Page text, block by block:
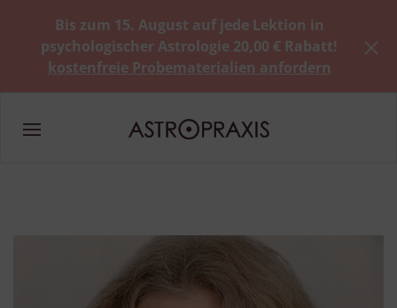
Bis zum 15. August auf jede Lektion in
psychologischer Astrologie 20,00 € Rabatt!
kostenfreie Probematerialien anfordern